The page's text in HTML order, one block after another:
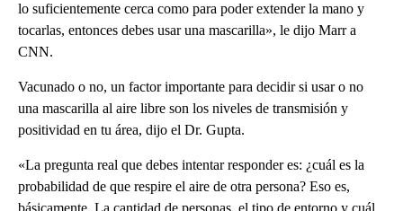
lo suficientemente cerca como para poder extender la mano y
tocarlas, entonces debes usar una mascarilla», le dijo Marr a
CNN.
Vacunado o no, un factor importante para decidir si usar o no
una mascarilla al aire libre son los niveles de transmisión y
positividad en tu área, dijo el Dr. Gupta.
«La pregunta real que debes intentar responder es: ¿cuál es la
probabilidad de que respire el aire de otra persona? Eso es,
básicamente. La cantidad de personas, el tipo de entorno y cuál